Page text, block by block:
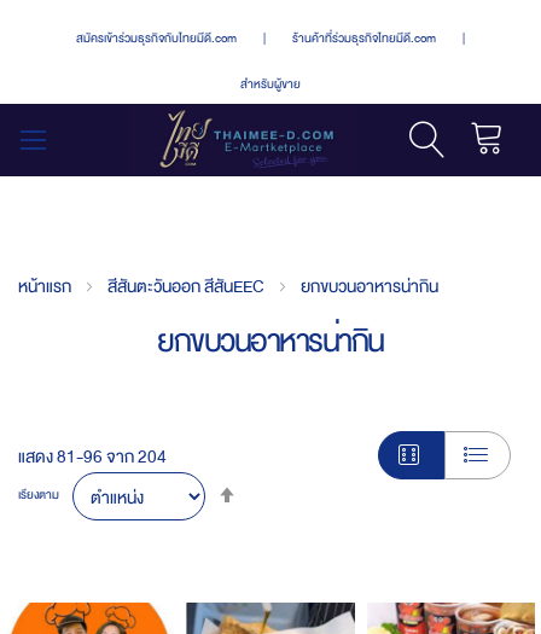
สมัครเข้าร่วมธุรกิจกับไทยมีดี.com | ร้านค้าที่ร่วมธุรกิจไทยมีดี.com |
สำหรับผู้ขาย
หน้าแรก สีสันตะวันออก สีสันEEC ยกขบวนอาหารน่ากิน
ยกขบวนอาหารน่ากิน
แสดง81-96จาก204
เรียงตาม